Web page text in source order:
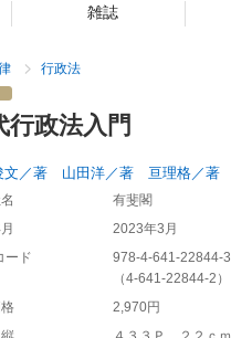
雑誌
行政法
行政法入門
文／著 山田洋／著 亘理格／著
有斐閣
2023年3月
ード
978-4-641-22844-3
（4-641-22844-2 ）
2,970円